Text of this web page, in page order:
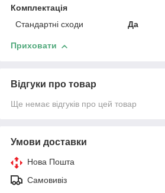
Комплектація
Стандартні сходи
Да
Приховати
Відгуки про товар
Ще немає відгуків про цей товар
Умови доставки
Нова Пошта
Самовивіз